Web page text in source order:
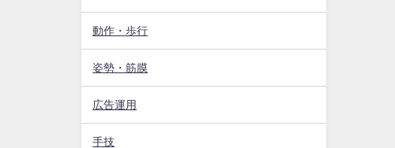
動作・歩行
姿勢・筋膜
広告運用
手技